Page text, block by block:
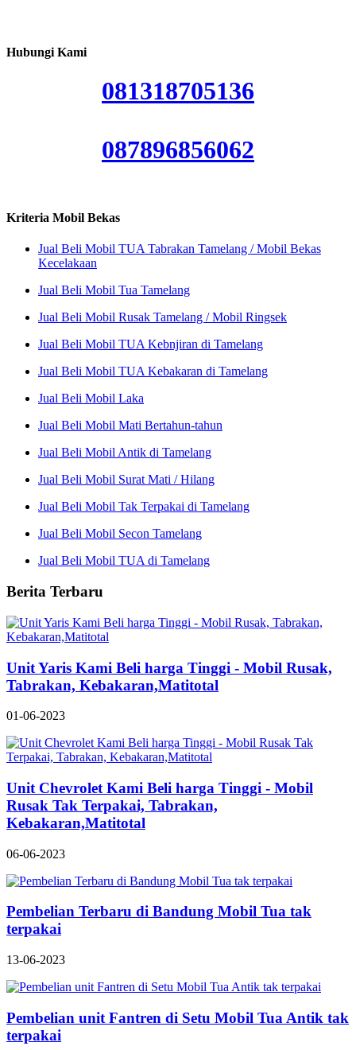
Hubungi Kami
081318705136
087896856062
Kriteria Mobil Bekas
Jual Beli Mobil TUA Tabrakan Tamelang / Mobil Bekas
Kecelakaan
Jual Beli Mobil Tua Tamelang
Jual Beli Mobil Rusak Tamelang / Mobil Ringsek
Jual Beli Mobil TUA Kebnjiran di Tamelang
Jual Beli Mobil TUA Kebakaran di Tamelang
Jual Beli Mobil Laka
Jual Beli Mobil Mati Bertahun-tahun
Jual Beli Mobil Antik di Tamelang
Jual Beli Mobil Surat Mati / Hilang
Jual Beli Mobil Tak Terpakai di Tamelang
Jual Beli Mobil Secon Tamelang
Jual Beli Mobil TUA di Tamelang
Berita Terbaru
Unit Yaris Kami Beli harga Tinggi - Mobil Rusak,
Tabrakan, Kebakaran,Matitotal
01-06-2023
Unit Chevrolet Kami Beli harga Tinggi - Mobil
Rusak Tak Terpakai, Tabrakan,
Kebakaran,Matitotal
06-06-2023
Pembelian Terbaru di Bandung Mobil Tua tak
terpakai
13-06-2023
Pembelian unit Fantren di Setu Mobil Tua Antik tak
terpakai